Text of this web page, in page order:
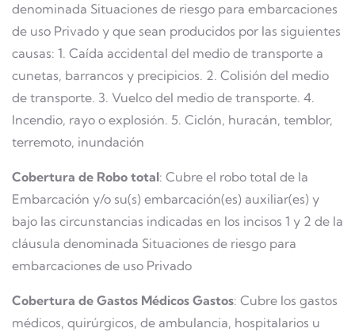
denominada Situaciones de riesgo para embarcaciones
de uso Privado y que sean producidos por las siguientes
causas: 1. Caída accidental del medio de transporte a
cunetas, barrancos y precipicios. 2. Colisión del medio
de transporte. 3. Vuelco del medio de transporte. 4.
Incendio, rayo o explosión. 5. Ciclón, huracán, temblor,
terremoto, inundación
Cobertura de Robo total: Cubre el robo total de la
Embarcación y/o su(s) embarcación(es) auxiliar(es) y
bajo las circunstancias indicadas en los incisos 1 y 2 de la
cláusula denominada Situaciones de riesgo para
embarcaciones de uso Privado
Cobertura de Gastos Médicos Gastos: Cubre los gastos
médicos, quirúrgicos, de ambulancia, hospitalarios u